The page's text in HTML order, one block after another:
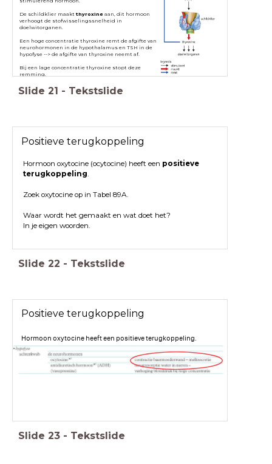
De schildklier maakt thyroxineaan, dit hormoon
verhoogt de stofwisselingssnelheid in
doelwitorganen.
Een hoge concentratie thyroxine remt de afgifte van
neurohormonen in de hypothalamus en TSH in de
hypofyse --> de afgifte van thyroxine neemt af.
Bij een lage concentratie thyroxine stopt deze
remming.
Slide 21 - Tekstslide
Positieve terugkoppeling
Hormoon oxytocine (ocytocine) heeft een positieve
terugkoppeling
Zoek oxytocine op in Tabel 89A.
Waar wordt het gemaakt en wat doet het?
In je eigen woorden.
Slide 22 - Tekstslide
Positieve terugkoppeling
Hormoon oxytocine heeft een positieve terugkoppeling.
Slide 23 - Tekstslide